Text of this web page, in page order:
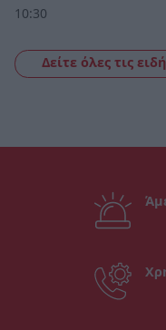
10:30
Δείτε όλες τις